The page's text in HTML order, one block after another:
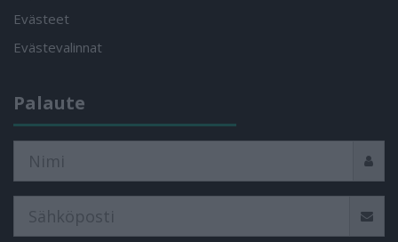
Evästeet
Evästevalinnat
Palaute